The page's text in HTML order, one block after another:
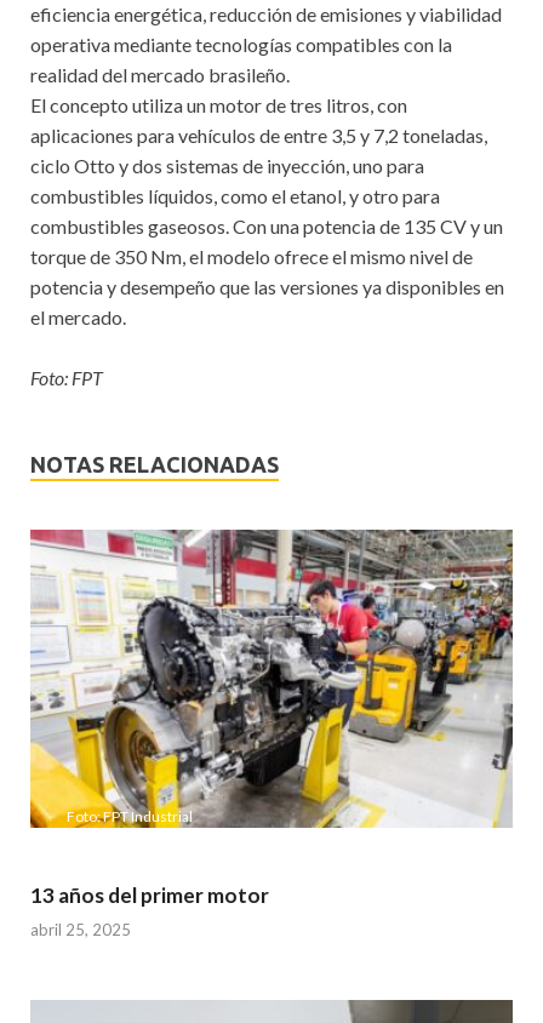
eficiencia energética, reducción de emisiones y viabilidad
operativa mediante tecnologías compatibles con la
realidad del mercado brasileño.
El concepto utiliza un motor de tres litros, con
aplicaciones para vehículos de entre 3,5 y 7,2 toneladas,
ciclo Otto y dos sistemas de inyección, uno para
combustibles líquidos, como el etanol, y otro para
combustibles gaseosos. Con una potencia de 135 CV y un
torque de 350 Nm, el modelo ofrece el mismo nivel de
potencia y desempeño que las versiones ya disponibles en
el mercado.
Foto: FPT
NOTAS RELACIONADAS
Foto: FPT Industrial
13 años del primer motor
abril 25, 2025